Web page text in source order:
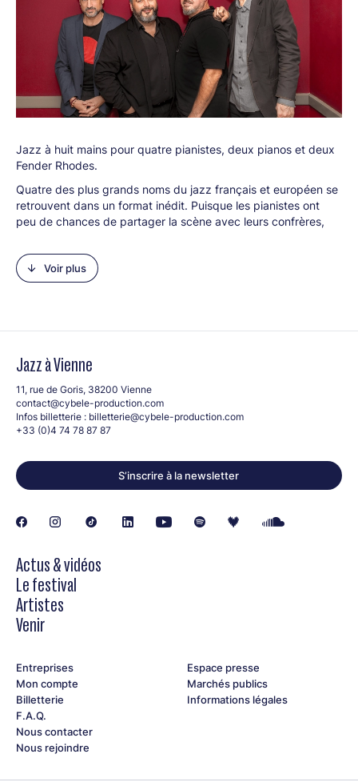
Jazz à huit mains pour quatre pianistes, deux pianos et deux
Fender Rhodes.
Quatre des plus grands noms du jazz français et européen se
retrouvent dans un format inédit. Puisque les pianistes ont
peu de chances de partager la scène avec leurs confrères,
musicales – tous s’échangent les claviers – pour cette réunion
jubilatoire. Depuis 2019, les tournées de
Pierre de Bethmann, Éric Legnini, Baptiste Trotignon et Bojan
qui exclut toute compétition entre ces virtuoses du piano
par Stevie Wonder ou encore The Doors. Et comme le plaisir
résonne ce quatuor, le public, lui, en réclame encore !
Line-up :
Pierre de Bethmann (piano, FenderRhodes)
Éric Legnini (piano, Fender Rhodes)
Bojan Z (piano, Fender Rhodes)
Voir plus
Jazz à Vienne
11, rue de Goris, 38200 Vienne
contact@cybele-production.com
Infos billetterie : billetterie@cybele-production.com
+33 (0)4 74 78 87 87
S’inscrire à la newsletter
Actus & vidéos
Le festival
Artistes
Venir
Entreprises
Mon compte
Billetterie
F.A.Q.
Nous contacter
Nous rejoindre
Espace presse
Marchés publics
Informations légales